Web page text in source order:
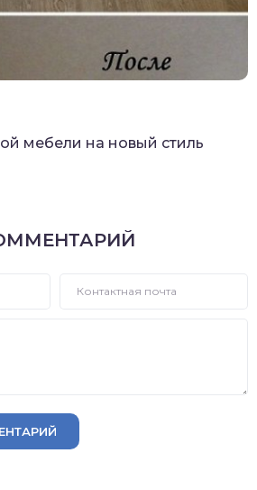
мебели на новый стиль